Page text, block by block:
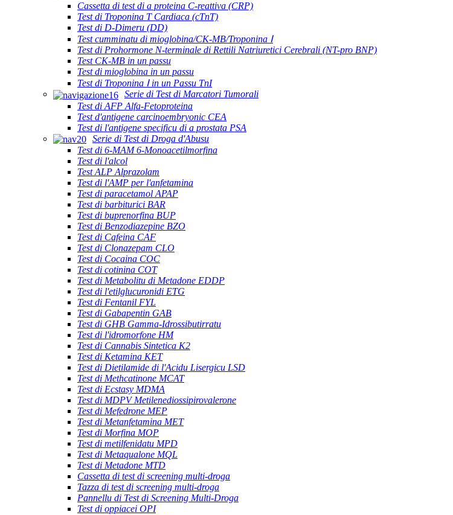
Cassetta di test di a proteina C-reattiva (CRP)
Test di Troponina T Cardiaca (cTnT)
Test di D-Dimeru (DD)
Test cumminatu di mioglobina/CK-MB/Troponina Ⅰ
Test di Prohormone N-terminale di Rettili Natriuretici Cerebrali (NT-pro BNP)
Test CK-MB in un passu
Test di mioglobina in un passu
Test di Troponina Ⅰ in un Passu TnI
Serie di Test di Marcatori Tumorali
Test di AFP Alfa-Fetoproteina
Test d'antigene carcinoembryonic CEA
Test di l'antigene specificu di a prostata PSA
Serie di Test di Droga d'Abusu
Test di 6-MAM 6-Monoacetilmorfina
Test di l'alcol
Test ALP Alprazolam
Test di l'AMP per l'anfetamina
Test di paracetamol APAP
Test di barbiturici BAR
Test di buprenorfina BUP
Test di Benzodiazepine BZO
Test di Cafeina CAF
Test di Clonazepam CLO
Test di Cocaina COC
Test di cotinina COT
Test di Metabolitu di Metadone EDDP
Test di l'etilglucuronidi ETG
Test di Fentanil FYL
Test di Gabapentin GAB
Test di GHB Gamma-Idrossibutirratu
Test di l'idromorfone HM
Test di Cannabis Sintetica K2
Test di Ketamina KET
Test di Dietilamide di l'Acidu Lisergicu LSD
Test di Methcatinone MCAT
Test di Ecstasy MDMA
Test di MDPV Metilenediossipirovalerone
Test di Mefedrone MEP
Test di Metanfetamina MET
Test di Morfina MOP
Test di metilfenidatu MPD
Test di Metaqualone MQL
Test di Metadone MTD
Cassetta di test di screening multi-droga
Tazza di test di screening multi-droga
Pannellu di Test di Screening Multi-Droga
Test di oppiacei OPI